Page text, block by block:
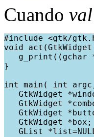
Cuando val
#include <gtk/
void
g_print((gchar
}
int main( int
GtkWidget
GtkWidget
GtkWidget
   GtkWidget *box;
GList